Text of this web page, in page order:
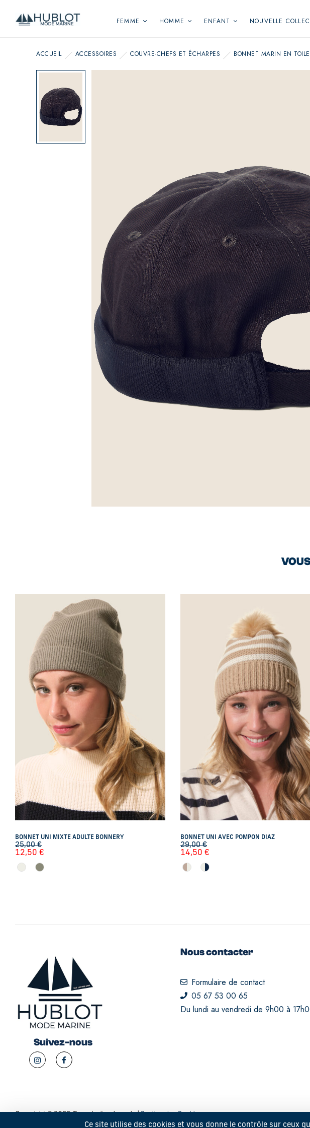
FEMME HOMME ENFANT NOUVELLE
ACCUEIL ACCESSOIRES COUVRE-CHEFS ET ÉCHARPES BONNET MARIN EN TOILE
BONNET UNI MIXTE ADULTE BONNERY
25,00€
12,50 €
BONNET UNI AVEC POMPON DIAZ
29,00€
14,50 €
Suivez-nous
Nous contacter
Formulaire de contact
05 67 53 00 65
Du lundi au vendredi de 9h00 à
Copyright © 2025. Tous droits réservés |Gestion des Cookies
Ce site utilise des cookies et vous donne le contrôle sur ceux